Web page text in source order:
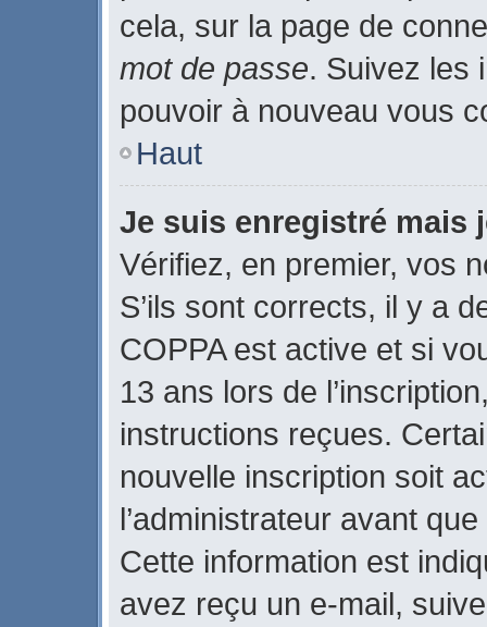
cela, sur la page de
mot de passe. Suivez les
pouvoir à nouveau vous
Haut
Je suis enregistré mais
Vérifiez, en premier, vos
S’ils sont corrects, il y a
COPPA est active et si
13 ans lors de
instructions reçues.
nouvelle inscription soit
l’administrateur avant
Cette information est
avez reçu un e-mail,